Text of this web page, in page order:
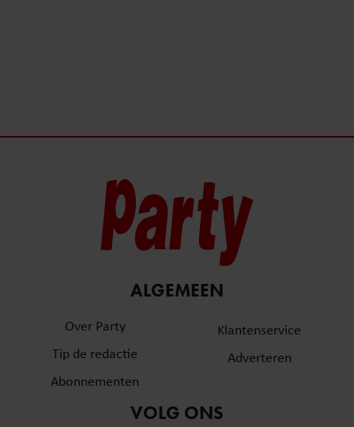
ALGEMEEN
Over Party
Tip de redactie
Abonnementen
Klantenservice
Adverteren
VOLG ONS